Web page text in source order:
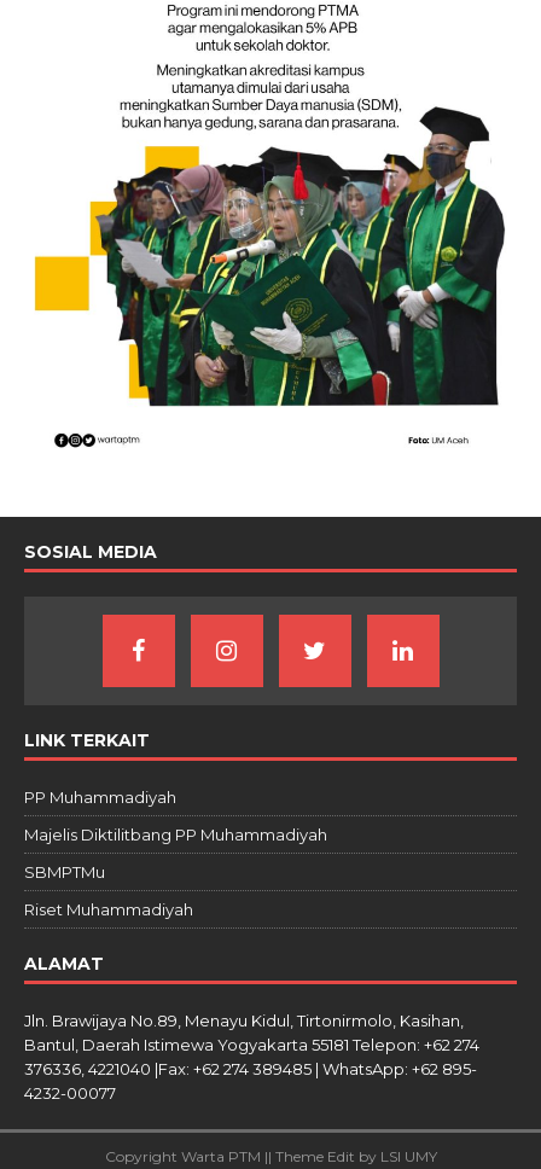
SOSIAL MEDIA
LINK TERKAIT
PP Muhammadiyah
Majelis Diktilitbang PP Muhammadiyah
SBMPTMu
Riset Muhammadiyah
ALAMAT
Jln. Brawijaya No.89, Menayu Kidul, Tirtonirmolo, Kasihan,
Bantul, Daerah Istimewa Yogyakarta 55181 Telepon: +62 274
376336, 4221040 |Fax: +62 274 389485 | WhatsApp: +62 895-
4232-00077
Copyright Warta PTM || Theme Edit by LSI UMY